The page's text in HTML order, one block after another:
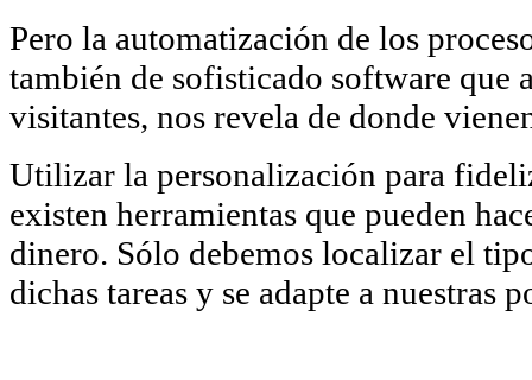
Pero la automatización de los
también de sofisticado software que
visitantes, nos revela de donde
Utilizar la personalización para
existen herramientas que pueden
dinero. Sólo debemos localizar el
dichas tareas y se adapte a nuestras